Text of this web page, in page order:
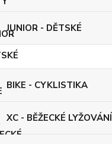
JUNIOR - DĚTSKÉ
BIKE - CYKLISTIKA
XC - BĚŽECKÉ LYŽOVÁNÍ